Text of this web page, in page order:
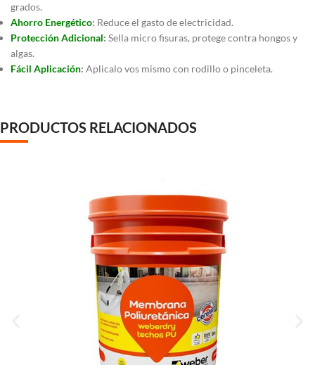
grados.
Ahorro Energético: Reduce el gasto de electricidad.
Protección Adicional: Sella micro fisuras, protege contra hongos y
algas.
Fácil Aplicación: Aplicalo vos mismo con rodillo o pinceleta.
PRODUCTOS RELACIONADOS